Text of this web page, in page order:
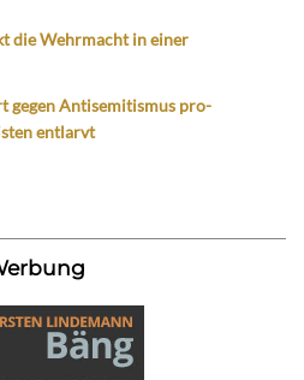
die Wehrmacht in einer
gegen Antisemitismus pro-
entlarvt